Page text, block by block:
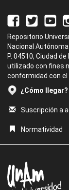
Repositorio
Nacional
P. 04510, Ciudad
utilizado con fines
conformidad con el
¿Cómo llegar?
Suscripción a
Normatividad